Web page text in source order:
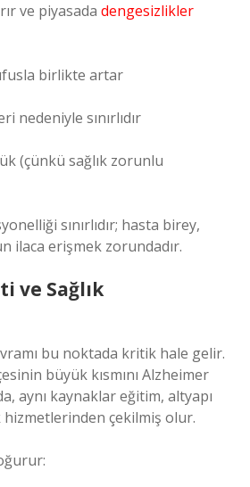
ve piyasada dengesizlikler
birlikte artar
nedeniyle sınırlıdır
(çünkü sağlık zorunlu
sınırlıdır; hasta birey,
ilaca erişmek zorundadır.
ve Sağlık
bu noktada kritik hale gelir.
büyük kısmını Alzheimer
aynı kaynaklar eğitim, altyapı
hizmetlerinden çekilmiş olur.